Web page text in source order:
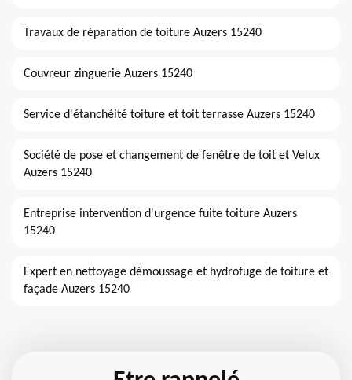
Travaux de réparation de toiture Auzers 15240
Couvreur zinguerie Auzers 15240
Service d'étanchéité toiture et toit terrasse Auzers 15240
Société de pose et changement de fenêtre de toit et Velux
Auzers 15240
Entreprise intervention d'urgence fuite toiture Auzers
15240
Expert en nettoyage démoussage et hydrofuge de toiture et
façade Auzers 15240